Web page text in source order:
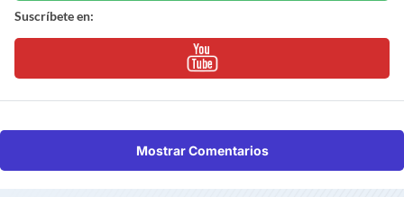
Suscríbete en:
Mostrar Comentarios